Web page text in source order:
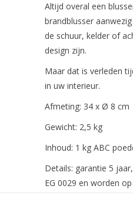
Altijd overal een
brandblusser
de schuur, kelder of
design zijn.
Maar dat is verleden
in uw interieur.
Afmeting: 34 x Ø 8 cm
Gewicht: 2,5 kg
Inhoud: 1 kg ABC
Details: garantie 5
EG 0029 en worden